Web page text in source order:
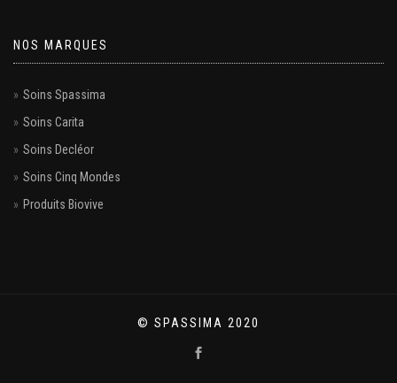
NOS MARQUES
Soins Spassima
Soins Carita
Soins Decléor
Soins Cinq Mondes
Produits Biovive
© SPASSIMA 2020